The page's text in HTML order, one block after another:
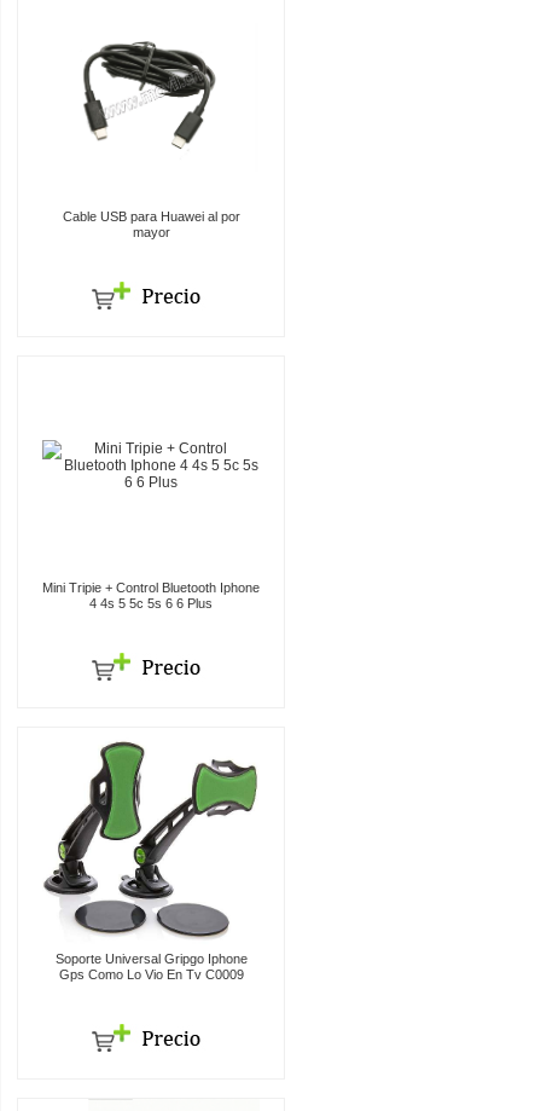
Cable USB para Huawei al por
mayor
Mini Tripie + Control Bluetooth Iphone
4 4s 5 5c 5s 6 6 Plus
Soporte Universal Gripgo Iphone
Gps Como Lo Vio En Tv C0009